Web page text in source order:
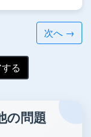
次へ →
る
の問題